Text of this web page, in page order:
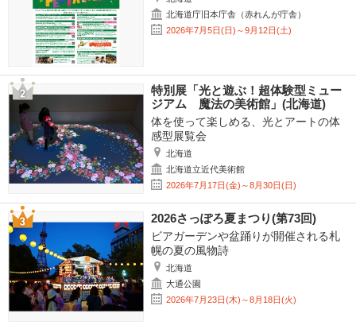
北海道庁旧本庁舎（赤れんが庁舎）
2026年7月5日(日)～9月12日(土)
特別展「光と遊ぶ！超体験型ミュー
ジアム 魔法の美術館」(北海道)
体を使って楽しめる、光とアートの体
感型展覧会
北海道
北海道立近代美術館
2026年7月17日(金)～8月30日(日)
2026さっぽろ夏まつり(第73回)
ビアガーデンや盆踊りが開催される札
幌の夏の風物詩
北海道
大通公園
2026年7月23日(木)～8月18日(火)